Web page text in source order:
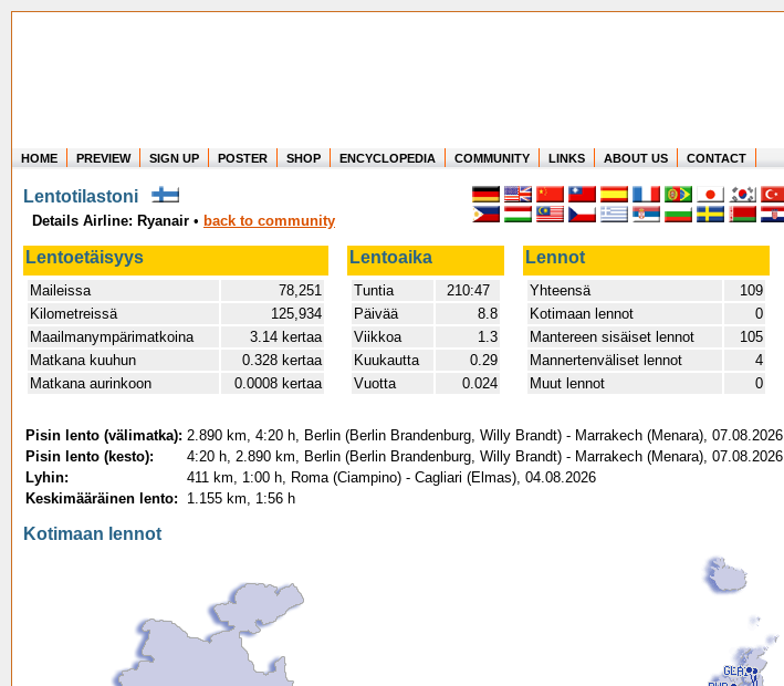
Where in the world have you flown?
How long have you been in the air?
Create your own FlightMemory and see!
HOME PREVIEW SIGN UP POSTER SHOP ENCYCLOPEDIA COMMUNITY LINKS ABOUT US CONTACT
Lentotilastoni
Details Airline: Ryanair • back to community
Lentoetäisyys Lentoaika Lennot
Maileissa
78,251
Kilometreissä
125,934
Maailmanympärimatkoina
3.14 kertaa
Matkana kuuhun
0.328 kertaa
Matkana aurinkoon
0.0008 kertaa
Tuntia
210:47
Päivää
8.8
Viikkoa
1.3
Kuukautta
0.29
Vuotta
0.024
Yhteensä
109
Kotimaan lennot
0
Mantereen sisäiset lennot
105
Mannertenväliset lennot
4
Muut lennot
0
Pisin lento (välimatka): 2.890 km, 4:20 h, Berlin (Berlin Brandenburg, Willy Brandt) - Marrakech (Menara), 07.08.2026
Pisin lento (kesto):
4:20 h, 2.890 km, Berlin (Berlin Brandenburg, Willy Brandt) - Marrakech (Menara), 07.08.2026
Lyhin:
411 km, 1:00 h, Roma (Ciampino) - Cagliari (Elmas), 04.08.2026
Keskimääräinen lento:
1.155 km, 1:56 h
Kotimaan lennot